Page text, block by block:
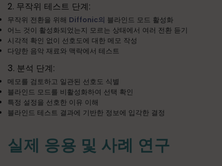
2. 무작위 테스트 단계:
무작위 전환을 위해 Diffonic의 블라인드 모드 활성화
어느 것이 활성화되었는지 모르는 상태에서 여러 전환 듣기
시각적 확인 없이 선호도에 대한 메모 작성
다양한 음악 재료와 맥락에서 테스트
3. 분석 단계:
메모를 검토하고 일관된 선호도 식별
블라인드 모드를 비활성화하여 선택 확인
특정 설정을 선호한 이유 이해
블라인드 테스트 결과에 기반한 정보에 입각한 결정
실제 응용 및 사례 연구